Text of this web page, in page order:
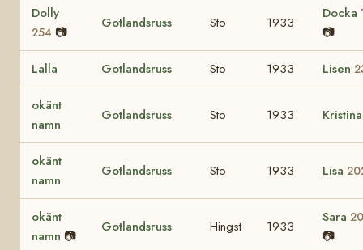
Dolly
254 📷
Gotlandsruss Sto 1933
Docka
📷
Lalla Gotlandsruss Sto 1933 Lisen
okänt
namn
Gotlandsruss Sto 1933
okänt
namn
Gotlandsruss Sto 1933 Lisa
okänt
namn 📷
Gotlandsruss Hingst 1933
Sara
📷